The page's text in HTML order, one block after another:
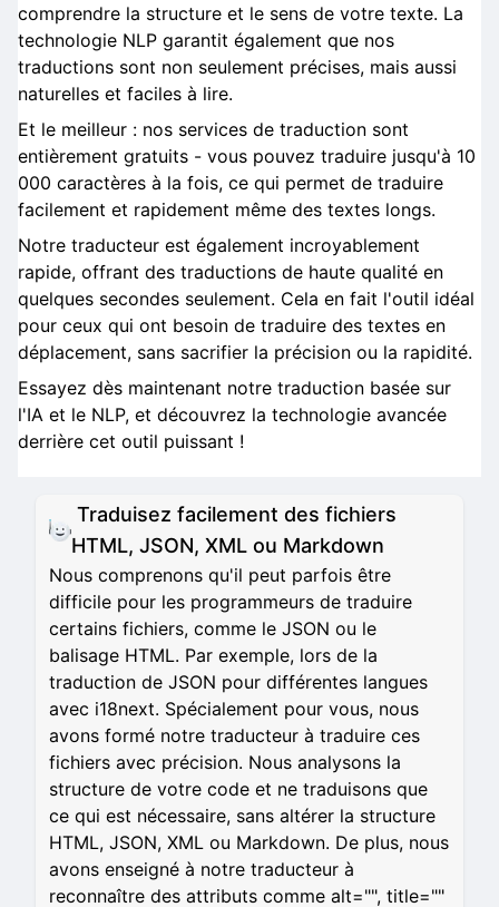
comprendre la structure et le sens de votre texte. La
technologie NLP garantit également que nos
traductions sont non seulement précises, mais aussi
naturelles et faciles à lire.
Et le meilleur : nos services de traduction sont
entièrement gratuits - vous pouvez traduire jusqu'à 10
000 caractères à la fois, ce qui permet de traduire
facilement et rapidement même des textes longs.
Notre traducteur est également incroyablement
rapide, offrant des traductions de haute qualité en
quelques secondes seulement. Cela en fait l'outil idéal
pour ceux qui ont besoin de traduire des textes en
déplacement, sans sacrifier la précision ou la rapidité.
Essayez dès maintenant notre traduction basée sur
l'IA et le NLP, et découvrez la technologie avancée
derrière cet outil puissant !
Traduisez facilement des fichiers
HTML, JSON, XML ou Markdown
Nous comprenons qu'il peut parfois être
difficile pour les programmeurs de traduire
certains fichiers, comme le JSON ou le
balisage HTML. Par exemple, lors de la
traduction de JSON pour différentes langues
avec i18next. Spécialement pour vous, nous
avons formé notre traducteur à traduire ces
fichiers avec précision. Nous analysons la
structure de votre code et ne traduisons que
ce qui est nécessaire, sans altérer la structure
HTML, JSON, XML ou Markdown. De plus, nous
avons enseigné à notre traducteur à
reconnaître des attributs comme alt="", title=""